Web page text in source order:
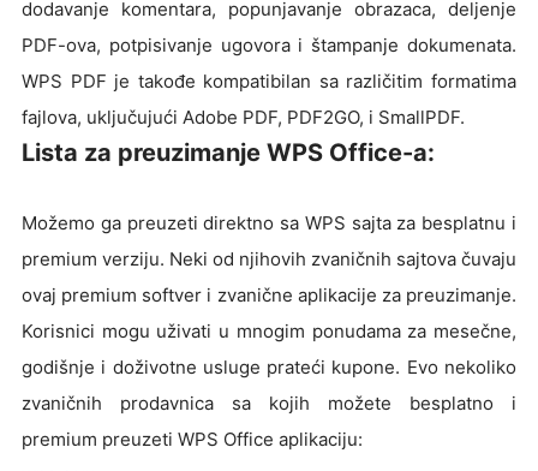
dodavanje komentara, popunjavanje obrazaca, deljenje
PDF-ova, potpisivanje ugovora i štampanje dokumenata.
WPS PDF je takođe kompatibilan sa različitim formatima
fajlova, uključujući Adobe PDF, PDF2GO, i SmallPDF.
Lista za preuzimanje WPS Office-a:
Možemo ga preuzeti direktno sa WPS sajta za besplatnu i
premium verziju. Neki od njihovih zvaničnih sajtova čuvaju
ovaj premium softver i zvanične aplikacije za preuzimanje.
Korisnici mogu uživati u mnogim ponudama za mesečne,
godišnje i doživotne usluge prateći kupone. Evo nekoliko
zvaničnih prodavnica sa kojih možete besplatno i
premium preuzeti WPS Office aplikaciju: